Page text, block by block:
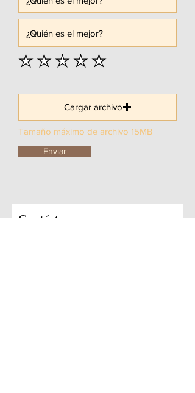
Cargar archivo
Tamaño máximo de archivo 15MB
Enviar
Contáctanos